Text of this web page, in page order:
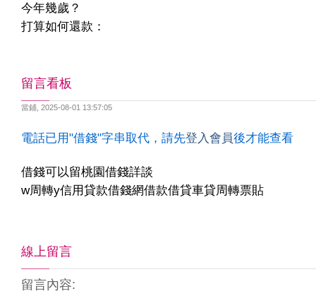
今年幾歲？
打算如何還款：
留言看板
當鋪 2025-08-01 13:57:05
電話已用"借錢"字串取代，請先登入會員後才能查看
借錢可以留桃園借錢詳談
w周轉y信用貸款借錢網借款借貸車貸周轉票貼
線上留言
留言內容: